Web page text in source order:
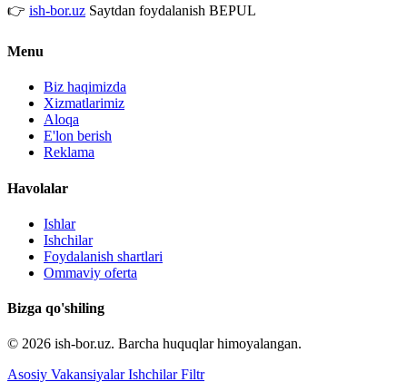
👉 ish-bor.uz Saytdan foydalanish BEPUL
Menu
Biz haqimizda
Xizmatlarimiz
Aloqa
E'lon berish
Reklama
Havolalar
Ishlar
Ishchilar
Foydalanish shartlari
Ommaviy oferta
Bizga qo'shiling
© 2026 ish-bor.uz. Barcha huquqlar himoyalangan.
Asosiy Vakansiyalar Ishchilar Filtr